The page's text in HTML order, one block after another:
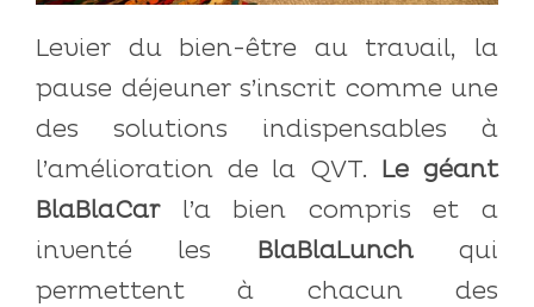
Levier du bien-être au travail, la
pause déjeuner s’inscrit comme une
des solutions indispensables à
l’amélioration de la QVT. Le géant
BlaBlaCarl’a bien compris et a
inventé les BlaBlaLunchqui
permettent à chacun des